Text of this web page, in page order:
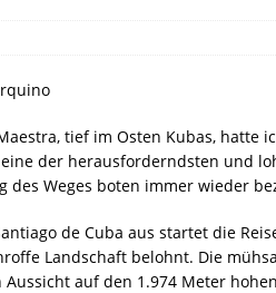
tief im Osten Kubas, hatte
eine der herausforderndsten und
des Weges boten immer wieder
de Cuba aus startet die
Landschaft belohnt. Die
auf den 1.974 Meter